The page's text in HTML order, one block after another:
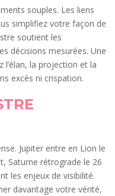
souples. Les liens
simplifiez votre façon de
soutient les
décisions mesurées. Une
la projection et la
excès ni crispation.
Jupiter entre en Lion le
Saturne rétrograde le 26
les enjeux de visibilité.
davantage votre vérité,